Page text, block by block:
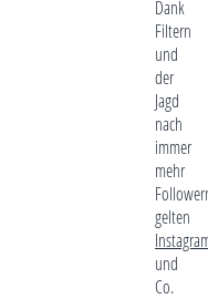
Dank
Filtern
und
der
Jagd
nach
immer
mehr
gelten
und
Co.